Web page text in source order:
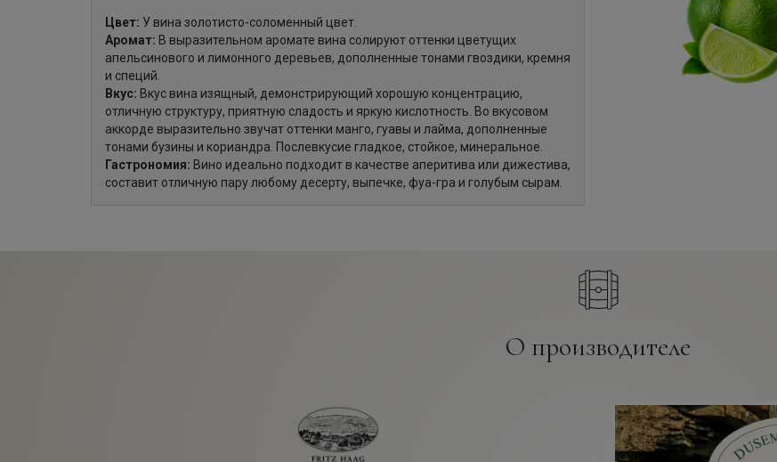
Цвет: У вина золотисто-соломенный цвет.
Аромат: В выразительном аромате вина солируют оттенки цветущих
апельсинового и лимонного деревьев, дополненные тонами гвоздики, кремня
и специй.
Вкус: Вкус вина изящный, демонстрирующий хорошую концентрацию,
отличную структуру, приятную сладость и яркую кислотность. Во вкусовом
аккорде выразительно звучат оттенки манго, гуавы и лайма, дополненные
тонами бузины и кориандра. Послевкусие гладкое, стойкое, минеральное.
Гастрономия: Вино идеально подходит в качестве аперитива или дижестива,
составит отличную пару любому десерту, выпечке, фуа-гра и голубым сырам.
О производителе